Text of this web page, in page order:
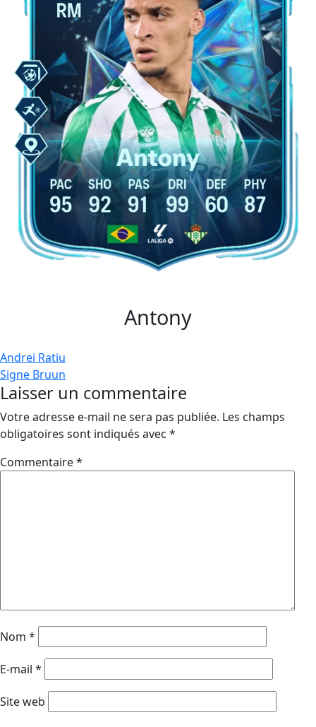
Antony
Navigation
de
l’article
Andrei Ratiu
Signe Bruun
Laisser un commentaire
Votre adresse e-mail ne sera pas publiée. Les champs
obligatoires sont indiqués avec *
Commentaire*
Nom *
E-mail *
Site web